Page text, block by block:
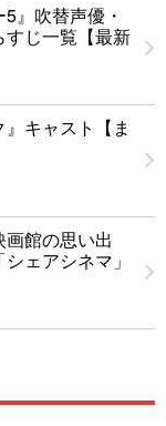
5』吹替声優・
すじ一覧【最新
キャスト【ま
館の思い出
ェアシネマ」